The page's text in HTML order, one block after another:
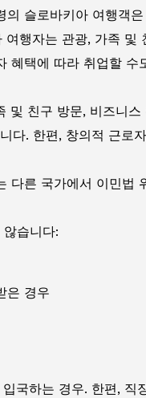
슬로바키아 여행객
행자는 관광, 가족
혜택에 따라 취업할
및 친구 방문, 비즈니
다. 한편, 창의적 근로
다른 국가에서 이민법
습니다:
은 경우
국하는 경우. 한편,